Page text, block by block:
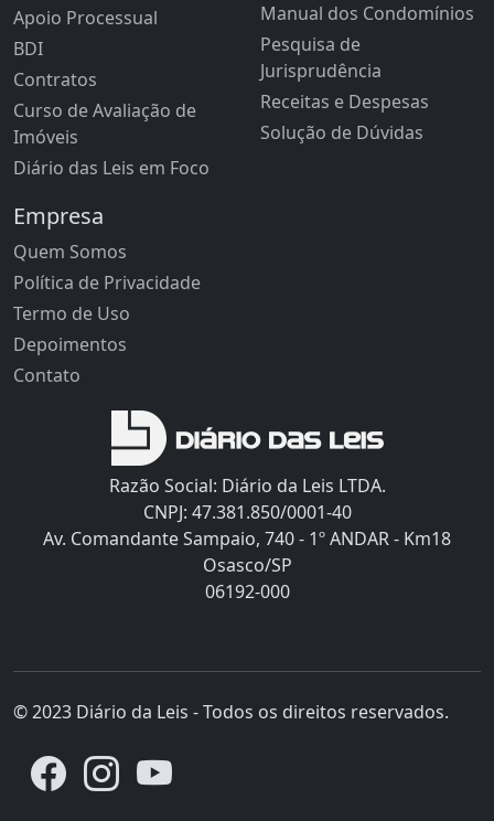
Apoio Processual
BDI
Contratos
Curso de Avaliação de
Imóveis
Diário das Leis em Foco
Manual dos Condomínios
Pesquisa de
Jurisprudência
Receitas e Despesas
Solução de Dúvidas
Empresa
Quem Somos
Política de Privacidade
Termo de Uso
Depoimentos
Contato
Razão Social: Diário da Leis LTDA.
CNPJ: 47.381.850/0001-40
Av. Comandante Sampaio, 740 - 1º ANDAR - Km18
Osasco/SP
06192-000
© 2023 Diário da Leis - Todos os direitos reservados.